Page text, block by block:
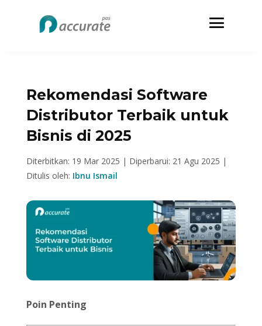
Rekomendasi Software
Distributor Terbaik untuk
Bisnis di 2025
Diterbitkan: 19 Mar 2025 | Diperbarui: 21 Agu 2025 |
Ditulis oleh: Ibnu Ismail
Poin Penting